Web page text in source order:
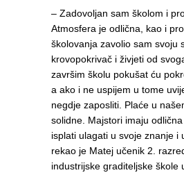
– Zadovoljan sam školom i
Atmosfera je odlična, kao i
školovanja zavolio sam svoju
krovopokrivač i živjeti od
završim školu pokušat ću
a ako i ne uspijem u tome
negdje zaposliti. Plaće u
solidne. Majstori imaju
isplati ulagati u svoje znanje i
rekao je Matej učenik 2.
industrijske graditeljske škole